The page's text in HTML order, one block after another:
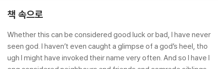
책 속으로
Whether this can be considered good luck or bad, I have never
seen god. I haven’t even caught a glimpse of a god’s heel, tho
ugh I might have invoked their name very often. And so I have l